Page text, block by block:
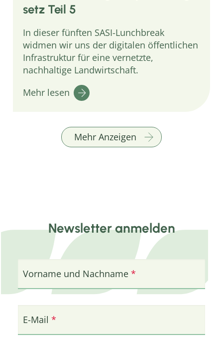
setz Teil 5
In dieser fünften SASI-Lunchbreak
widmen wir uns der digitalen öffentlichen
Infrastruktur für eine vernetzte,
nachhaltige Landwirtschaft.
Mehr lesen
Mehr Anzeigen
Newsletter anmelden
Vorname und Nachname
E-Mail